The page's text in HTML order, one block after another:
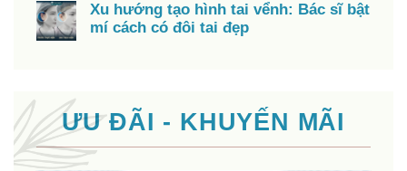
Xu hướng tạo hình tai vểnh: Bác sĩ bật
mí cách có đôi tai đẹp
ƯU ĐÃI - KHUYẾN MÃI